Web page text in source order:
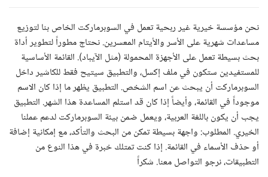
نحن مؤسسة خيرية غير ربحية تعمل في السوبرماركت الخاص بنا لتوزيع
مساعدات شهرية على الأسر والأيتام المعسرين. نحتاج مطوراً لتطوير أداة
بحث بسيطة تعمل على الأجهزة المحمولة (مثل الآيباد). القائمة الأساسية
للمستفيدين ستكون في ملف إكسل، والتطبيق سيتيح فقط للكاشير داخل
السوبرماركت أن يبحث عن اسم الشخص. التطبيق يظهر ما إذا كان الاسم
موجوداً في القائمة، وأيضاً إذا كان قد استلم المساعدة هذا الشهر. التطبيق
يجب أن يكون باللغة العربية، ويعمل ضمن بيئة السوبرماركت لدعم عملنا
الخيري. المطلوب: واجهة بسيطة تمكن من البحث والتأكد، مع إمكانية إضافة
أو حذف الأسماء في القائمة. إذا كنت تمتلك خبرة في هذا النوع من
التطبيقات، نرجو التواصل معنا. شكراً